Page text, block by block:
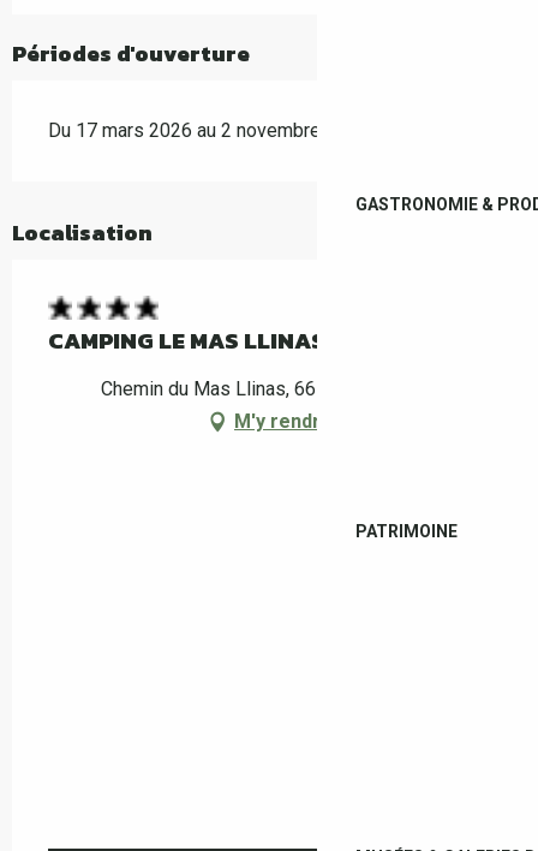
GASTRONOMIE &
PATRIMOINE
Périodes d'ouverture
Du 17 mars 2026 au 2 novembre 2026
Localisation
CAMPING LE MAS LLINAS
Chemin du Mas Llinas, 66160 Le Boulou
M'y rendre